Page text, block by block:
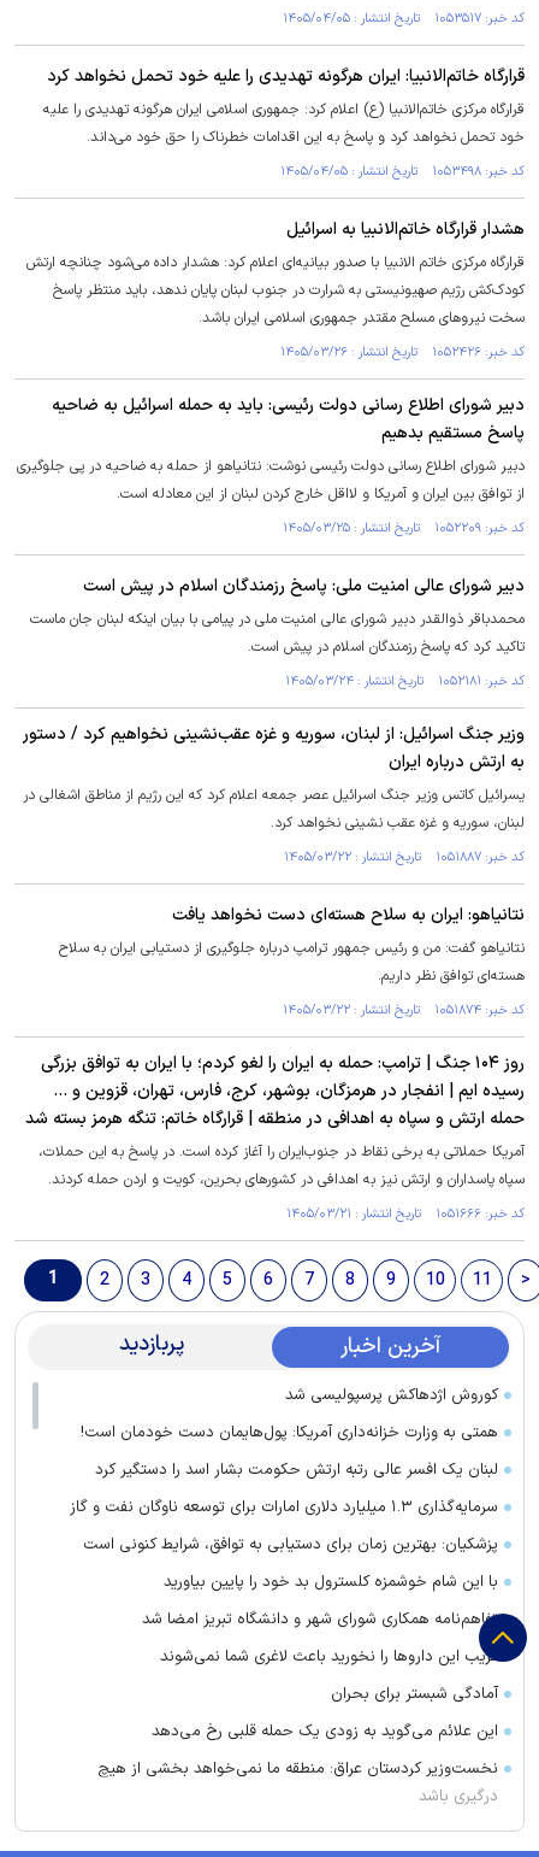
کد خبر: ۱۰۵۳۵۱۷ تاریخ انتشار : ۱۴۰۵/۰۴/۰۵
قرارگاه خاتم‌الانبیا: ایران هرگونه تهدیدی را علیه خود تحمل نخواهد کرد
قرارگاه مرکزی خاتم‌الانبیا (ع) اعلام کرد: جمهوری اسلامی ایران هرگونه تهدیدی را علیه
خود تحمل نخواهد کرد و پاسخ به این اقدامات خطرناک را حق خود می‌داند.
کد خبر: ۱۰۵۳۴۹۸ تاریخ انتشار : ۱۴۰۵/۰۴/۰۵
هشدار قرارگاه خاتم‌الانبیا به اسرائیل
قرارگاه مرکزی خاتم الانبیا با صدور بیانیه‌ای اعلام کرد: هشدار داده می‌شود چنانچه ارتش
کودک‌کش رژیم صهیونیستی به شرارت در جنوب لبنان پایان ندهد، باید منتظر پاسخ
سخت نیرو‌های مسلح مقتدر جمهوری اسلامی ایران باشد.
کد خبر: ۱۰۵۲۴۲۶ تاریخ انتشار : ۱۴۰۵/۰۳/۲۶
دبیر شورای اطلاع رسانی دولت رئیسی: باید به حمله اسرائیل به ضاحیه
پاسخ مستقیم بدهیم
دبیر شورای اطلاع رسانی دولت رئیسی نوشت: نتانیاهو از حمله به ضاحیه در پی جلوگیری
از توافق بین ایران و آمریکا و لااقل خارج کردن لبنان از این معادله است.
کد خبر: ۱۰۵۲۲۰۹ تاریخ انتشار : ۱۴۰۵/۰۳/۲۵
دبیر شورای عالی امنیت ملی: ‏پاسخ رزمندگان اسلام در پیش است
محمدباقر ذوالقدر دبیر شورای عالی امنیت ملی در پیامی با بیان اینکه لبنان جان ماست
تاکید کرد که ‏پاسخ رزمندگان اسلام در پیش است.
کد خبر: ۱۰۵۲۱۸۱ تاریخ انتشار : ۱۴۰۵/۰۳/۲۴
وزیر جنگ اسرائیل: از لبنان، سوریه و غزه عقب‌نشینی نخواهیم کرد / دستور
به ارتش درباره ایران
یسرائیل کاتس وزیر جنگ اسرائیل عصر جمعه اعلام کرد که این رژیم از مناطق اشغالی در
لبنان، سوریه و غزه عقب نشینی نخواهد کرد.
کد خبر: ۱۰۵۱۸۸۷ تاریخ انتشار : ۱۴۰۵/۰۳/۲۲
نتانیاهو: ایران به سلاح هسته‌ای دست نخواهد یافت
نتانیاهو گفت: من و رئیس جمهور ترامپ درباره جلوگیری از دستیابی ایران به سلاح
هسته‌ای توافق نظر داریم.
کد خبر: ۱۰۵۱۸۷۴ تاریخ انتشار : ۱۴۰۵/۰۳/۲۲
روز ۱۰۴ جنگ | ترامپ: حمله به ایران را لغو کردم؛ با ایران به توافق بزرگی
رسیده ایم | انفجار در هرمزگان، بوشهر، کرج، فارس، تهران، قزوین و ...
حمله ارتش و سپاه به اهدافی در منطقه | قرارگاه خاتم: تنگه هرمز بسته شد
آمریکا حملاتی به برخی نقاط در جنوب‌ایران را آغاز کرده است. در پاسخ به این حملات،
سپاه پاسداران و ارتش نیز به اهدافی در کشورهای بحرین، کویت و اردن حمله کردند.
کد خبر: ۱۰۵۱۶۶۶ تاریخ انتشار : ۱۴۰۵/۰۳/۲۱
1 2 3 4 5 6 7 8 9 10 11 >
آخرین اخبار پربازدید
کوروش اژدهاکش پرسپولیسی شد
همتی به وزارت خزانه‌داری آمریکا: پول‌هایمان دست خودمان است!
لبنان یک افسر عالی رتبه ارتش حکومت بشار اسد را دستگیر کرد
سرمایه‌گذاری ۱.۳ میلیارد دلاری امارات برای توسعه ناوگان نفت و گاز
پزشکیان: بهترین زمان برای دستیابی به توافق، شرایط کنونی است
با این شام خوشمزه کلسترول بد خود را پایین بیاورید
تفاهم‌نامه همکاری شورای شهر و دانشگاه تبریز امضا شد
فریب این دارو‌ها را نخورید باعث لاغری شما نمی‌شوند
آمادگی شبستر برای بحران
این علائم می‌گوید به زودی یک حمله قلبی رخ می‌دهد
نخست‌وزیر کردستان عراق: منطقه ما نمی‌خواهد بخشی از هیچ
درگیری باشد
تقدیر فرمانده انتظامی میانه از خبرنگار آفتاب نیوز